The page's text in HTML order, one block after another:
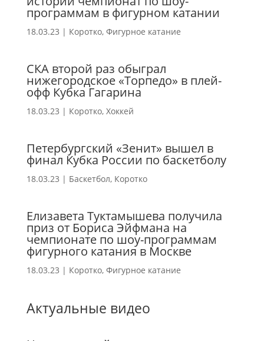
программам в фигурном катании
18.03.23 | Коротко, Фигурное катание
CКА второй раз обыграл
нижегородское «Торпедо» в плей-
офф Кубка Гагарина
18.03.23 | Коротко, Хоккей
Петербургский «Зенит» вышел в
финал Кубка России по баскетболу
18.03.23 | Баскетбол, Коротко
Елизавета Туктамышева получила
приз от Бориса Эйфмана на
чемпионате по шоу-программам
фигурного катания в Москве
18.03.23 | Коротко, Фигурное катание
Актуальные видео